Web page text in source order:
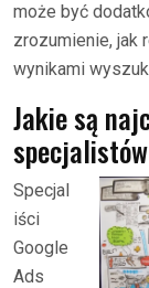
może być
zrozumienie, jak
wynikami
Jakie są
Specjal
iści
Google
Ads